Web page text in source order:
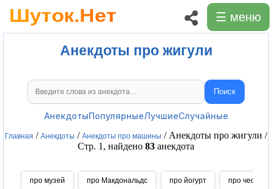
☰ меню
Анекдоты про жигули
Поиск анекдотов Поиск
АнекдотыПопулярныеЛучшиеСлучайные
Главная / Анекдоты / Анекдоты про машины / Анекдоты про жигули /
Стр. 1, найдено 83 анекдота
про музей про Макдональдс про йогурт про чеснок